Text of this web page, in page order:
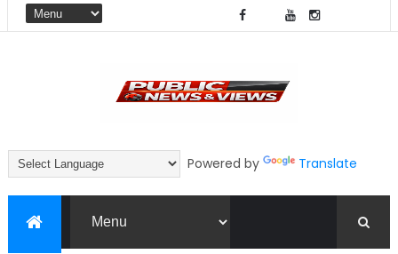
Powered by Translate